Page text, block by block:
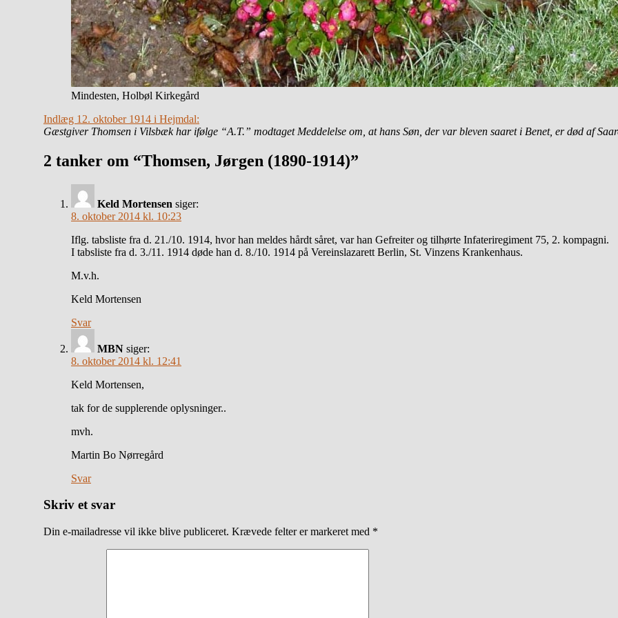
Mindesten, Holbøl Kirkegård
Indlæg 12. oktober 1914 i Hejmdal:
Gæstgiver Thomsen i Vilsbæk har ifølge “A.T.” modtaget Meddelelse om, at hans Søn, der var bleven saaret i Benet, er død af
2 tanker om “Thomsen, Jørgen (1890-1914)”
Keld Mortensen siger:
8. oktober 2014 kl. 10:23
Iflg. tabsliste fra d. 21./10. 1914, hvor han meldes hårdt såret, var han Gefreiter og tilhørte Infateriregiment 75, 2. kompagni.
I tabsliste fra d. 3./11. 1914 døde han d. 8./10. 1914 på Vereinslazarett Berlin, St. Vinzens Krankenhaus.
M.v.h.
Keld Mortensen
Svar
MBN siger:
8. oktober 2014 kl. 12:41
Keld Mortensen,
tak for de supplerende oplysninger..
mvh.
Martin Bo Nørregård
Svar
Skriv et svar
Din e-mailadresse vil ikke blive publiceret. Krævede felter er markeret med *